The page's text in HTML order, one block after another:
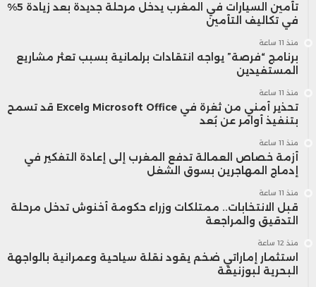
تأمين السيارات في المغرب يدخل مرحلة جديدة بعد زيادة 5%
في تكاليف التأمين
منذ 11 ساعة
برنامج “فرصة” يواجه انتقادات برلمانية بسبب تعثر مشاريع
المستفيدين
منذ 11 ساعة
تحذير أمني من ثغرة في Microsoft Office وExcel قد تسمح
بتنفيذ أوامر عن بُعد
منذ 11 ساعة
أزمة خصاص العمالة تدفع المغرب إلى إعادة التفكير في
إدماج المهاجرين بسوق الشغل
منذ 11 ساعة
قبل الانتخابات.. ممتلكات وزراء حكومة أخنوش تدخل مرحلة
التدقيق والمراجعة
منذ 12 ساعة
استثمار إماراتي ضخم يقود نقلة سياحية وعمرانية بالواجهة
البحرية لبوزنيقة